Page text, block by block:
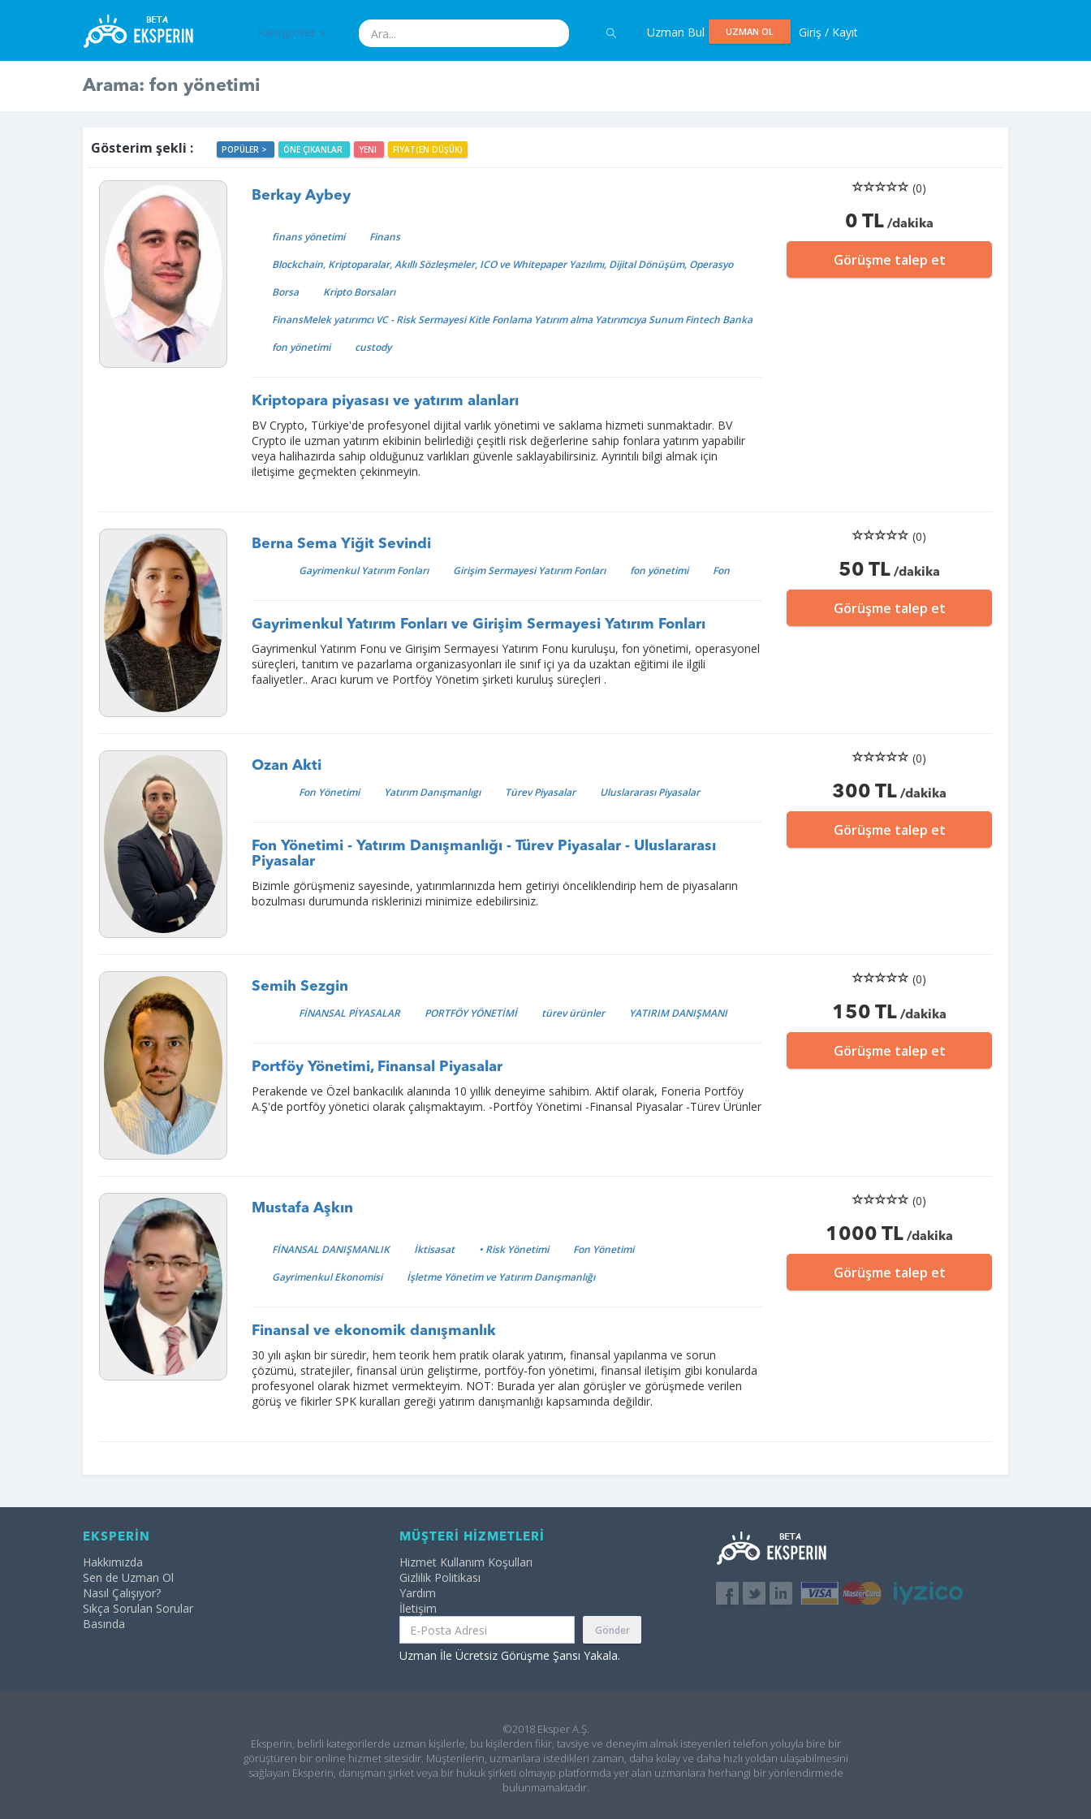
Kategoriler Uzman Bul UZMAN OL Giriş / Kayıt
Arama: fon yönetimi
Gösterim şekli : POPÜLER > ÖNE ÇIKANLAR YENI FIYAT(EN DÜŞÜK)
Berkay Aybey
finans yönetimi
Finans
Blockchain, Kriptoparalar, Akıllı Sözleşmeler, ICO ve Whitepaper Yazılımı, Dijital Dönüşüm, Operasyo
Borsa
Kripto Borsaları
FinansMelek yatırımcı VC - Risk Sermayesi Kitle Fonlama Yatırım alma Yatırımcıya Sunum Fintech Banka
fon yönetimi
custody
Kriptopara piyasası ve yatırım alanları
BV Crypto, Türkiye'de profesyonel dijital varlık yönetimi ve saklama hizmeti sunmaktadır. BV
Crypto ile uzman yatırım ekibinin belirlediği çeşitli risk değerlerine sahip fonlara yatırım yapabilir
veya halihazırda sahip olduğunuz varlıkları güvenle saklayabilirsiniz. Ayrıntılı bilgi almak için
iletişime geçmekten çekinmeyin.
(0)
0 TL /dakika
Görüşme talep et
Berna Sema Yiğit Sevindi
Gayrimenkul Yatırım Fonları Girişim Sermayesi Yatırım Fonları fon yönetimi Fon
Gayrimenkul Yatırım Fonları ve Girişim Sermayesi Yatırım Fonları
Gayrimenkul Yatırım Fonu ve Girişim Sermayesi Yatırım Fonu kuruluşu, fon yönetimi, operasyonel
süreçleri, tanıtım ve pazarlama organizasyonları ile sınıf içi ya da uzaktan eğitimi ile ilgili
faaliyetler.. Aracı kurum ve Portföy Yönetim şirketi kuruluş süreçleri .
(0)
50 TL /dakika
Görüşme talep et
Ozan Akti
Fon Yönetimi Yatırım Danışmanlıgı Türev Piyasalar Uluslararası Piyasalar
Fon Yönetimi - Yatırım Danışmanlığı - Türev Piyasalar - Uluslararası
Piyasalar
Bizimle görüşmeniz sayesinde, yatırımlarınızda hem getiriyi önceliklendirip hem de piyasaların
bozulması durumunda risklerinizi minimize edebilirsiniz.
(0)
300 TL /dakika
Görüşme talep et
Semih Sezgin
FİNANSAL PİYASALAR PORTFÖY YÖNETİMİ türev ürünler YATIRIM DANIŞMANI
Portföy Yönetimi, Finansal Piyasalar
Perakende ve Özel bankacılık alanında 10 yıllık deneyime sahibim. Aktif olarak, Foneria Portföy
A.Ş'de portföy yönetici olarak çalışmaktayım. -Portföy Yönetimi -Finansal Piyasalar -Türev Ürünler
(0)
150 TL /dakika
Görüşme talep et
Mustafa Aşkın
FİNANSAL DANIŞMANLIK İktisasat • Risk Yönetimi
Fon Yönetimi
Gayrimenkul Ekonomisi
İşletme Yönetim ve Yatırım Danışmanlığı
Finansal ve ekonomik danışmanlık
30 yılı aşkın bir süredir, hem teorik hem pratik olarak yatırım, finansal yapılanma ve sorun
çözümü, stratejiler, finansal ürün geliştirme, portföy-fon yönetimi, finansal iletişim gibi konularda
profesyonel olarak hizmet vermekteyim. NOT: Burada yer alan görüşler ve görüşmede verilen
görüş ve fikirler SPK kuralları gereği yatırım danışmanlığı kapsamında değildir.
(0)
1000 TL /dakika
Görüşme talep et
EKSPERİN
Hakkımızda
Sen de Uzman Ol
Nasıl Çalışıyor?
Sıkça Sorulan Sorular
Basında
MÜŞTERİ HİZMETLERİ
Hizmet Kullanım Koşulları
Gizlilik Politikası
Yardım
İletişim
Gönder
Uzman İle Ücretsiz Görüşme Şansı Yakala.
©2018 Eksper A.Ş.
Eksperin, belirli kategorilerde uzman kişilerle, bu kişilerden fikir, tavsiye ve deneyim almak isteyenleri telefon yoluyla bire bir
görüştüren bir online hizmet sitesidir. Müşterilerin, uzmanlara istedikleri zaman, daha kolay ve daha hızlı yoldan ulaşabilmesini
sağlayan Eksperin, danışman şirket veya bir hukuk şirketi olmayıp platformda yer alan uzmanlara herhangi bir yönlendirmede
bulunmamaktadır.